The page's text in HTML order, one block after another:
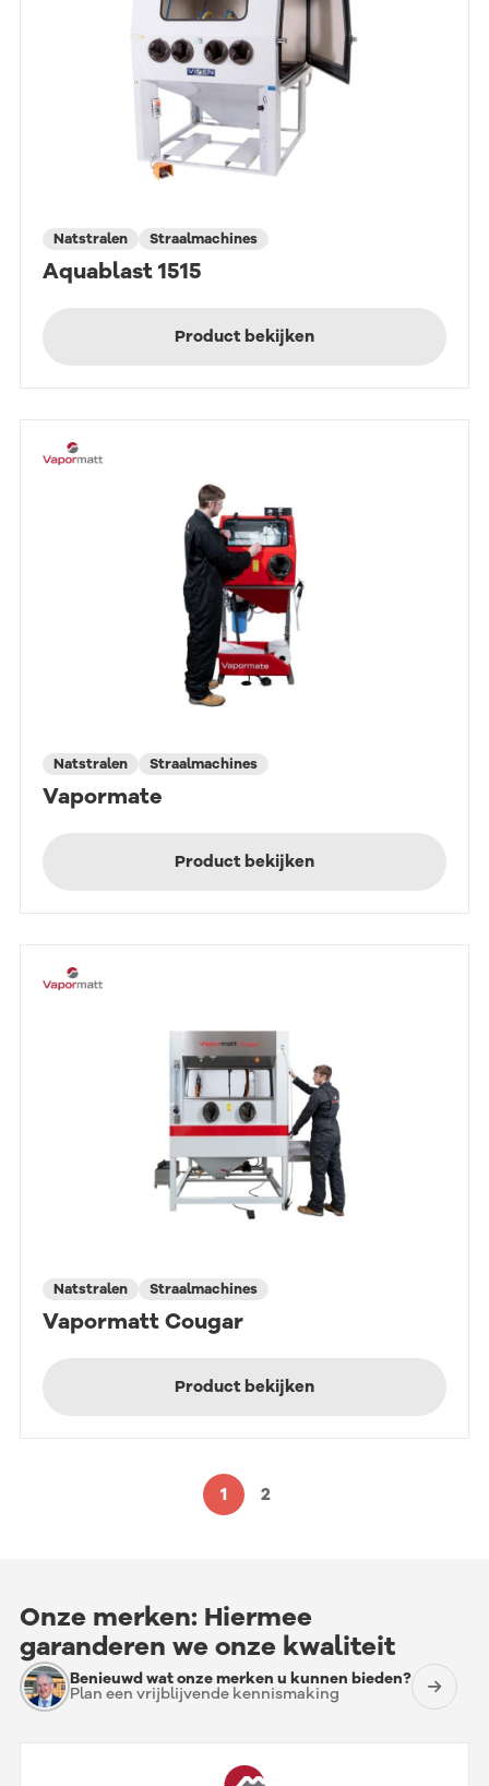
Natstralen Straalmachines
Aquablast 1515
Product bekijken
Natstralen Straalmachines
Vapormate
Product bekijken
Natstralen Straalmachines
Vapormatt Cougar
Product bekijken
1 2
Onze merken: Hiermee
garanderen we onze kwaliteit
Benieuwd wat onze merken u kunnen bieden?
Plan een vrijblijvende kennismaking